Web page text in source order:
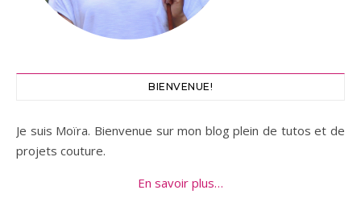
BIENVENUE!
Je suis Moïra. Bienvenue sur mon blog plein de tutos et de
projets couture.
En savoir plus…